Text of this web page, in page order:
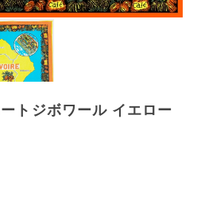
トジボワール イエロー